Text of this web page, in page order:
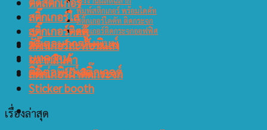
พิมพ์สติกเกอร์ พร้อมไดคัท
สติ๊กเกอร์ไดคัท ติดกระจก
สติ๊กเกอร์ติดกระจกออฟฟิศ
ขั้นตอนการสั่งพิมพ์
บทความ
ติดต่อพิมพ์สติ๊กเกอร์
สติ๊กเกอร์ใส
สติ๊กเกอร์ติดตู้
สติ๊กเกอร์สะท้อนแสง
ฉลากสินค้า
สติ๊กเกอร์ฝ้าติดกระจก
Sticker booth
เรื่องล่าสุด